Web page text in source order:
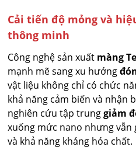
Cải tiến độ mỏng và
thông minh
Công nghệ sản xuất màng
mạnh mẽ sang xu hướng
vật liệu không chỉ có chức
khả năng cảm biến và nhận
nghiên cứu tập trunggiảm
xuống mức nano nhưng vẫn
và khả năng kháng hóa chất.